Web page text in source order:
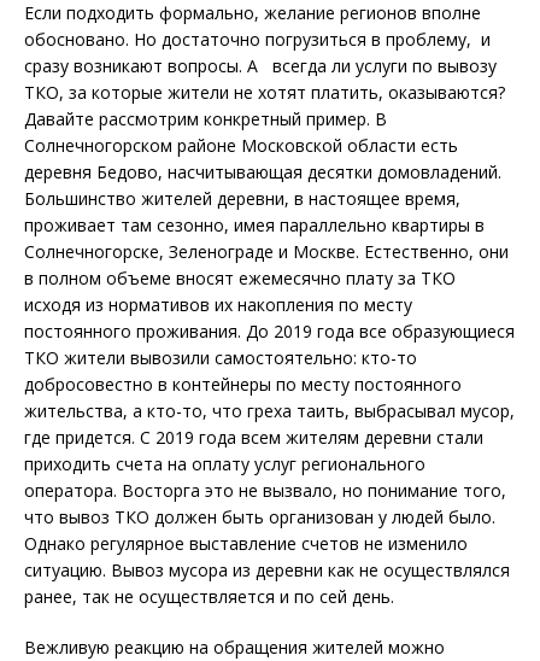
Если подходить формально, желание регионов вполне
обосновано. Но достаточно погрузиться в проблему, и
сразу возникают вопросы. А всегда ли услуги по вывозу
ТКО, за которые жители не хотят платить, оказываются?
Давайте рассмотрим конкретный пример. В
Солнечногорском районе Московской области есть
деревня Бедово, насчитывающая десятки домовладений.
Большинство жителей деревни, в настоящее время,
проживает там сезонно, имея параллельно квартиры в
Солнечногорске, Зеленограде и Москве. Естественно, они
в полном объеме вносят ежемесячно плату за ТКО
исходя из нормативов их накопления по месту
постоянного проживания. До 2019 года все образующиеся
ТКО жители вывозили самостоятельно: кто-то
добросовестно в контейнеры по месту постоянного
жительства, а кто-то, что греха таить, выбрасывал мусор,
где придется. С 2019 года всем жителям деревни стали
приходить счета на оплату услуг регионального
оператора. Восторга это не вызвало, но понимание того,
что вывоз ТКО должен быть организован у людей было.
Однако регулярное выставление счетов не изменило
ситуацию. Вывоз мусора из деревни как не осуществлялся
ранее, так не осуществляется и по сей день.
Вежливую реакцию на обращения жителей можно